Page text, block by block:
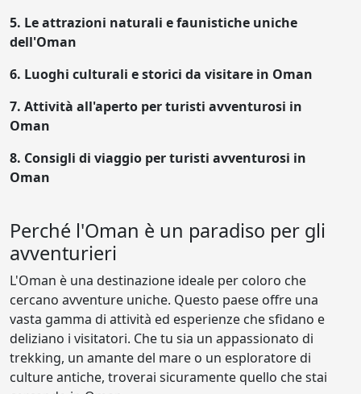
5. Le attrazioni naturali e faunistiche uniche
dell'Oman
6. Luoghi culturali e storici da visitare in Oman
7. Attività all'aperto per turisti avventurosi in
Oman
8. Consigli di viaggio per turisti avventurosi in
Oman
Perché l'Oman è un paradiso per gli
avventurieri
L'Oman è una destinazione ideale per coloro che
cercano avventure uniche. Questo paese offre una
vasta gamma di attività ed esperienze che sfidano e
deliziano i visitatori. Che tu sia un appassionato di
trekking, un amante del mare o un esploratore di
culture antiche, troverai sicuramente quello che stai